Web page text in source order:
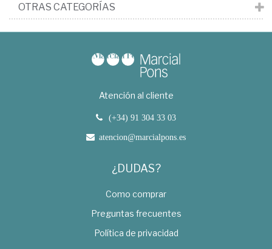
OTRAS CATEGORÍAS
Atención al cliente
(+34) 91 304 33 03
atencion@marcialpons.es
¿DUDAS?
Como comprar
Preguntas frecuentes
Política de privacidad